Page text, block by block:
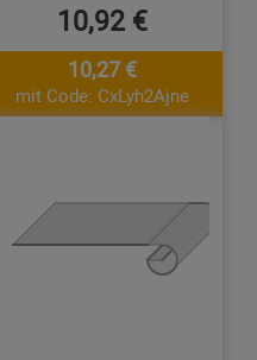
10,92 €
10,27 €
mit Code: CxLyh2Ajne